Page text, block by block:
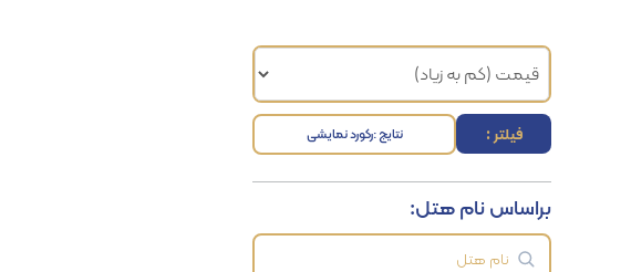
فیلتر : نتایج :رکورد نمایشی
براساس نام هتل: